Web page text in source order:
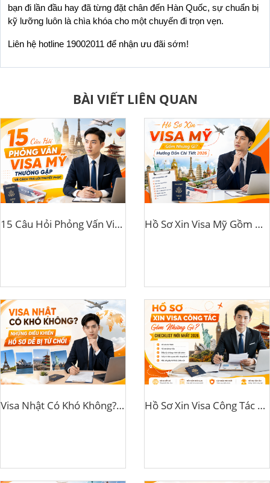
bạn đi lần đầu hay đã từng đặt chân đến Hàn Quốc, sự chuẩn bị
kỹ lưỡng luôn là chìa khóa cho một chuyến đi trọn vẹn.
Liên hệ hotline 19002011 để nhận ưu đãi sớm!
BÀI VIẾT LIÊN QUAN
15 Câu Hỏi Phỏng Vấn Visa Mỹ Thường Gặp Và Cách Trả Lời Thuyết Phục Hồ Sơ Xin Visa Mỹ Gồm Những Gì? Hướng Dẫn Chi Tiết 2026
Visa Nhật Có Khó Không? Những Điều Khiến Hồ Sơ Dễ Bị Từ Chối Hồ Sơ Xin Visa Công Tác Gồm Những Gì? Checklist Mới Nhất 2026